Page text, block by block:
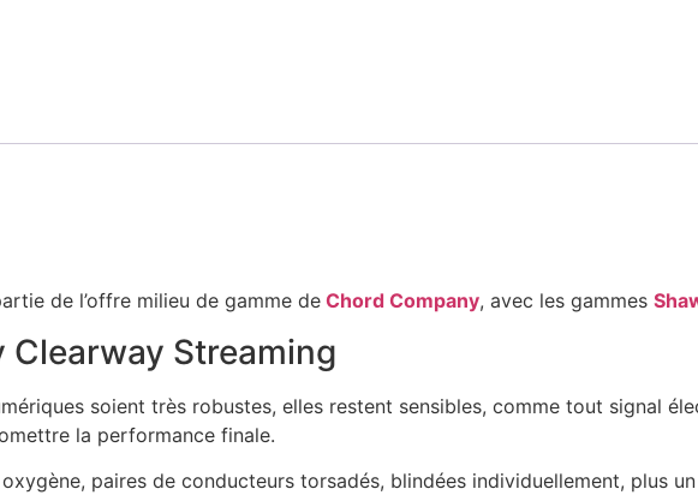
de l’offre milieu de gamme de Chord Company, avec les gammes
Clearway Streaming
soient très robustes, elles restent sensibles, comme tout signal
la performance finale.
paires de conducteurs torsadés, blindées individuellement, plus